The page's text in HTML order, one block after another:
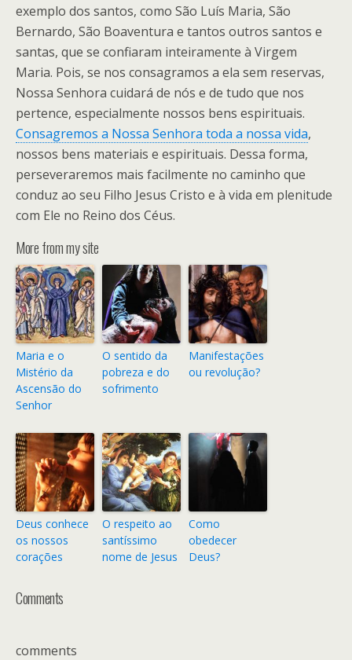
exemplo dos santos, como São Luís Maria, São
Bernardo, São Boaventura e tantos outros santos e
santas, que se confiaram inteiramente à Virgem
Maria. Pois, se nos consagramos a ela sem reservas,
Nossa Senhora cuidará de nós e de tudo que nos
pertence, especialmente nossos bens espirituais.
Consagremos a Nossa Senhora toda a nossa vida,
nossos bens materiais e espirituais. Dessa forma,
perseveraremos mais facilmente no caminho que
conduz ao seu Filho Jesus Cristo e à vida em plenitude
com Ele no Reino dos Céus.
More from my site
Maria e o
Mistério da
Ascensão do
Senhor
O sentido da
pobreza e do
sofrimento
Manifestações
ou revolução?
Deus conhece
os nossos
corações
O respeito ao
santíssimo
nome de Jesus
Como
obedecer
Deus?
Comments
comments